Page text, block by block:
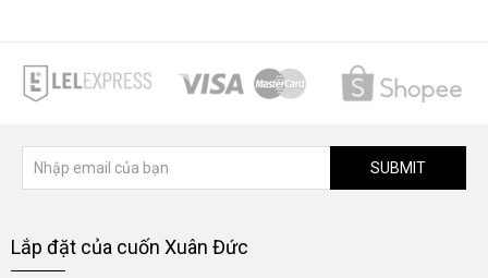
SUBMIT
Lắp đặt của cuốn Xuân Đức